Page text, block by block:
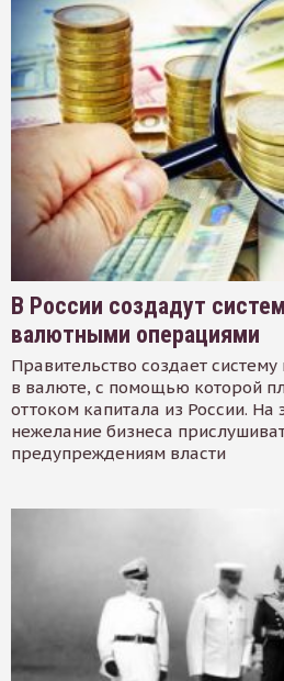
В России создадут
валютными операциями
Правительство создает
в валюте, с помощью которой
оттоком капитала из России. На
нежелание бизнеса
предупреждениям власти